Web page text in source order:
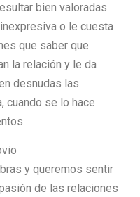
bien valoradas
o le cuesta
que saber que
la relación y le da
desnudas las
cuando se lo hace
y queremos sentir
de las relaciones